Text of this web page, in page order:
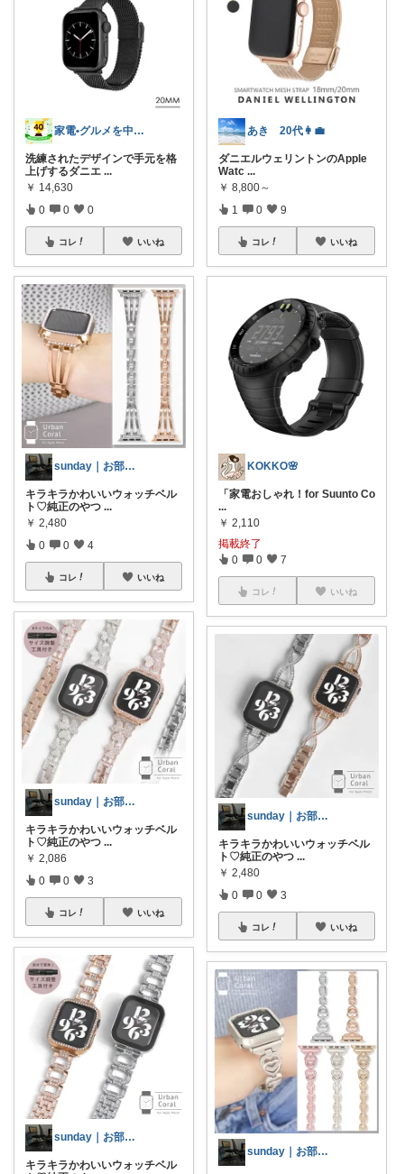
家電•グルメを中心にレビューします
洗練されたデザインで手元を格
上げするダニエ ...
￥ 14,630
0 0 0
コレ いいね
sunday｜お部屋とお洋服
キラキラかわいいウォッチベル
ト♡純正のやつ ...
￥ 2,480
0 0 4
コレ いいね
sunday｜お部屋とお洋服
キラキラかわいいウォッチベル
ト♡純正のやつ ...
￥ 2,086
0 0 3
コレ いいね
sunday｜お部屋とお洋服
キラキラかわいいウォッチベル
あき 20代👩‍💼
ダニエルウェリントンのApple
Watc ...
￥ 8,800～
1 0 9
コレ いいね
KOKKO🌸
「家電おしゃれ！for Suunto Co
...
￥ 2,110
掲載終了
0 0 7
コレ いいね
sunday｜お部屋とお洋服
キラキラかわいいウォッチベル
ト♡純正のやつ ...
￥ 2,480
0 0 3
コレ いいね
sunday｜お部屋とお洋服